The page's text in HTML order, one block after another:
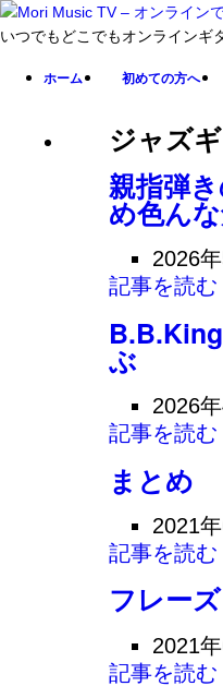
いつでもどこでもオンラインギ
ホーム 初めての方へ
ジャズ
親指弾
め色ん
2026
記事を読む
ぶ
2026
記事を読む
まとめ
2021
記事を読む
フレー
2021
記事を読む